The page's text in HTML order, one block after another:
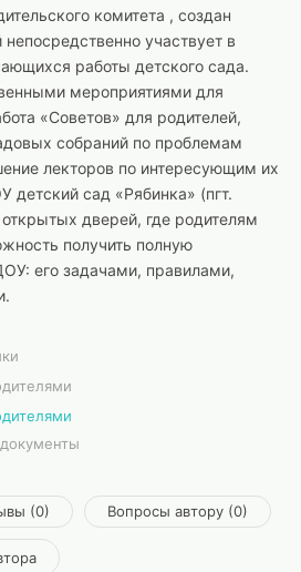
комитета , создан
участвует в
работы детского сада.
мероприятиями для
«Советов» для родителей,
собраний по проблемам
лекторов по интересующим их
сад «Рябинка» (пгт.
дверей, где родителям
получить полную
его задачами, правилами,
(0) Вопросы автору (0)